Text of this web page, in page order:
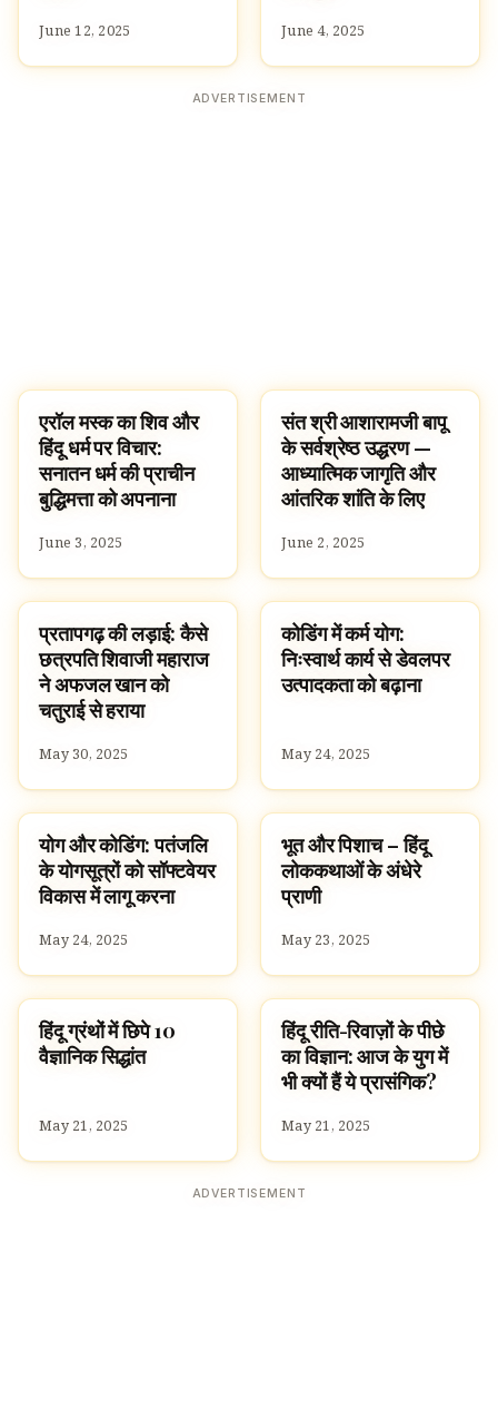
June 12, 2025 June 4, 2025
ADVERTISEMENT
HINDUISM
एरॉल मस्क का शिव और
हिंदू धर्म पर विचार:
सनातन धर्म की प्राचीन
बुद्धिमत्ता को अपनाना
June 3, 2025
UNCATEGORIZED
संत श्री आशारामजी बापू
के सर्वश्रेष्ठ उद्धरण —
आध्यात्मिक जागृति और
आंतरिक शांति के लिए
June 2, 2025
HINDUISM
प्रतापगढ़ की लड़ाई: कैसे
छत्रपति शिवाजी महाराज
ने अफजल खान को
चतुराई से हराया
May 30, 2025
SPIRITUALITY
कोडिंग में कर्म योग:
निःस्वार्थ कार्य से डेवलपर
उत्पादकता को बढ़ाना
May 24, 2025
LIFESTYLE
योग और कोडिंग: पतंजलि
के योगसूत्रों को सॉफ्टवेयर
विकास में लागू करना
May 24, 2025
HINDUISM
भूत और पिशाच – हिंदू
लोककथाओं के अंधेरे
प्राणी
May 23, 2025
HINDUISM
हिंदू ग्रंथों में छिपे 10
वैज्ञानिक सिद्धांत
May 21, 2025
SPIRITUALITY
हिंदू रीति-रिवाज़ों के पीछे
का विज्ञान: आज के युग में
भी क्यों हैं ये प्रासंगिक?
May 21, 2025
ADVERTISEMENT